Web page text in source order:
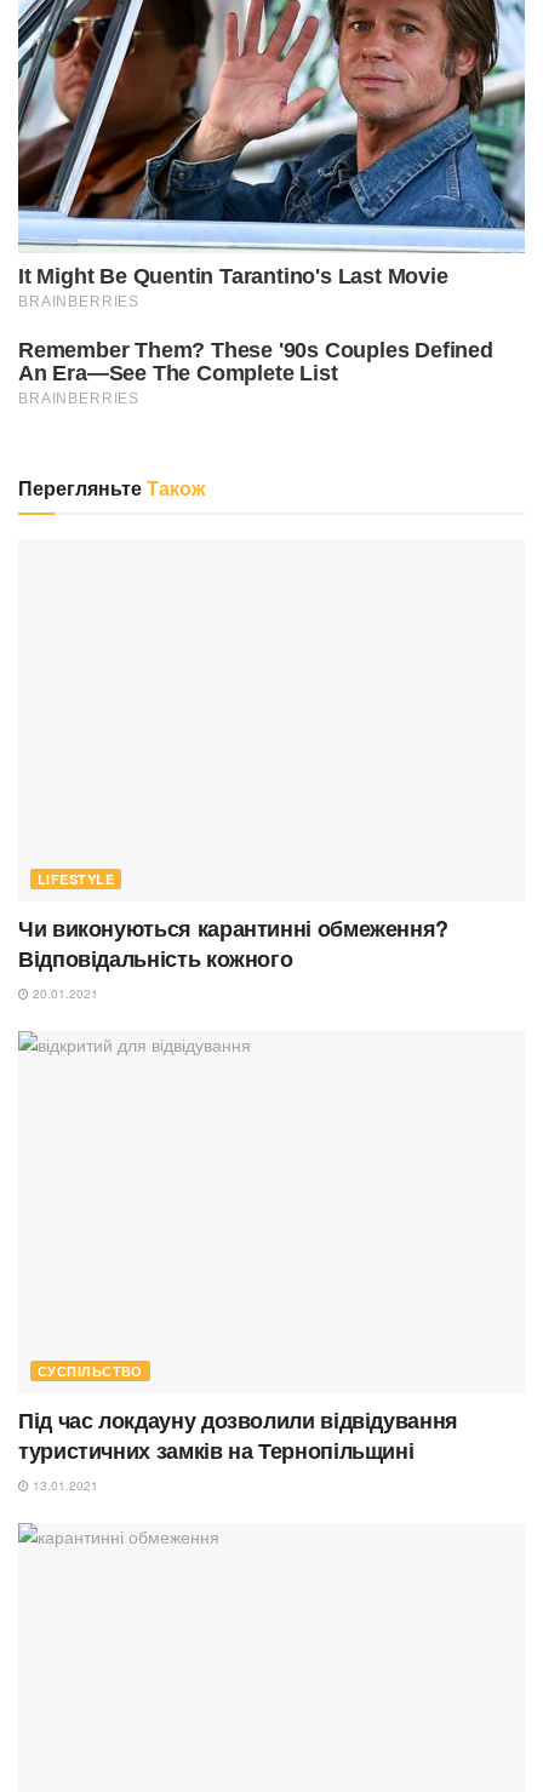
ПерегляньтеТакож
LIFESTYLE
Чи виконуються карантинні обмеження?
Відповідальність кожного
20.01.2021
СУСПІЛЬСТВО
Під час локдауну дозволили відвідування
туристичних замків на Тернопільщині
13.01.2021